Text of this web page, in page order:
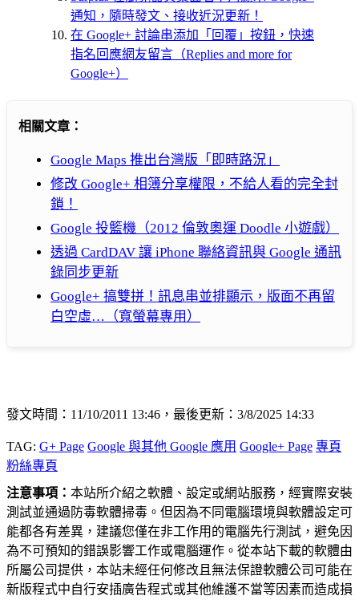
通知，隨時發文、接收近況更新！
在 Google+ 討論串添加「回覆」按鈕，快速
指名回應網友留言（Replies and more for
Google+）
相關文章：
Google Maps 推出台灣版「即時路況」
修改 Google+ 相簿分享權限，不給人看的完全封
鎖！
Google 投籃機（2012 倫敦奧運 Doodle 小遊戲）
透過 CardDAV 讓 iPhone 聯絡資訊與 Google 通訊
錄同步更新
Google+ 搞雙拼！訊息串並排顯示，版面不再留
白空虛…（寬螢幕專用）
發文時間：11/10/2011 13:46，最後更新：3/8/2025 14:33
TAG: G+ Page Google 與其他 Google 應用 Google+ Page 專頁
粉絲專頁
注意事項： 本站所介紹之軟體、設定或網站服務，經實際安裝
測試並通過防毒軟體掃毒。但因為不同電腦環境與軟體設定可
能都各有差異，建議您僅在非工作用的電腦先行測試，避免因
為不可預知的錯誤影響工作或電腦運作。從本站下載的軟體由
所屬公司提供，本站未經任何修改且無法保證軟體公司可能在
新版程式中自行安插廣告程式或其他維護不當等因素而造成損